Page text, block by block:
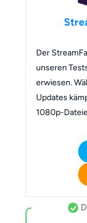
Der
unseren
erwiesen.
Updates
1080p-